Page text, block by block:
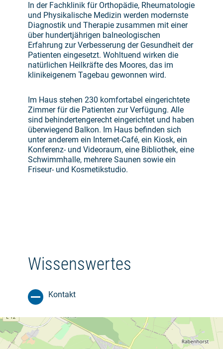
In der Fachklinik für Orthopädie, Rheumatologie
und Physikalische Medizin werden modernste
Diagnostik und Therapie zusammen mit einer
über hundertjährigen balneologischen
Erfahrung zur Verbesserung der Gesundheit der
Patienten eingesetzt. Wohltuend wirken die
natürlichen Heilkräfte des Moores, das im
klinikeigenem Tagebau gewonnen wird.
Im Haus stehen 230 komfortabel eingerichtete
Zimmer für die Patienten zur Verfügung. Alle
sind behindertengerecht eingerichtet und haben
überwiegend Balkon. Im Haus befinden sich
unter anderem ein Internet-Café, ein Kiosk, ein
Konferenz- und Videoraum, eine Bibliothek, eine
Schwimmhalle, mehrere Saunen sowie ein
Friseur- und Kosmetikstudio.
Wissenswertes
Kontakt